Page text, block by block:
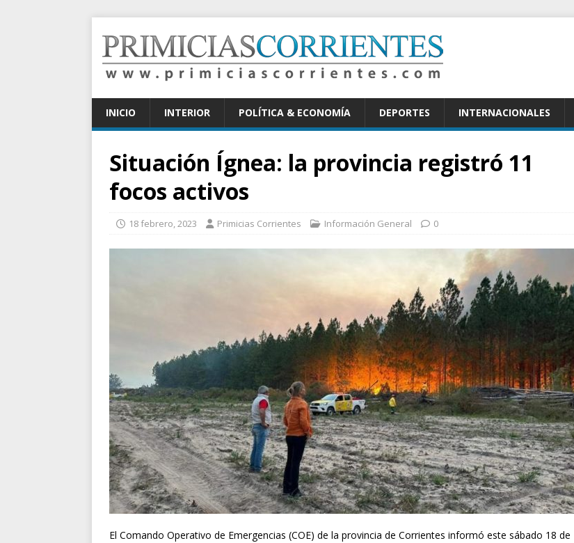
INICIO INTERIOR POLÍTICA & ECONOMÍA DEPORTES INTERNACIONALES
Situación Ígnea: la provincia registró 11
focos activos
18 febrero, 2023 Primicias Corrientes Información General 0
El Comando Operativo de Emergencias (COE) de la provincia de Corrientes informó este sábado 18 de